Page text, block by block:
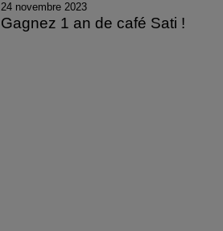
24 novembre 2023
Gagnez 1 an de café Sati !